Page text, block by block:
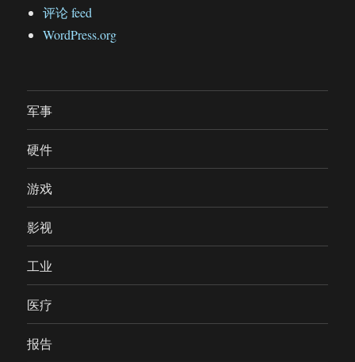
评论 feed
WordPress.org
军事
硬件
游戏
影视
工业
医疗
报告